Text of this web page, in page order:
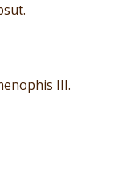
III.